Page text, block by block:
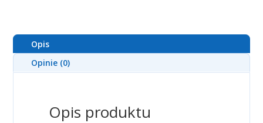
Opis
Opinie (0)
Opis produktu